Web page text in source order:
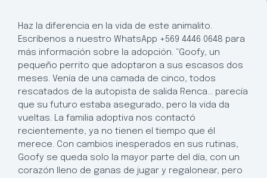
Haz la diferencia en la vida de este animalito.
Escríbenos a nuestro WhatsApp +569 4446 0648 para
más información sobre la adopción. “Goofy, un
pequeño perrito que adoptaron a sus escasos dos
meses. Venía de una camada de cinco, todos
rescatados de la autopista de salida Renca… parecía
que su futuro estaba asegurado, pero la vida da
vueltas. La familia adoptiva nos contactó
recientemente, ya no tienen el tiempo que él
merece. Con cambios inesperados en sus rutinas,
Goofy se queda solo la mayor parte del día, con un
corazón lleno de ganas de jugar y regalonear, pero